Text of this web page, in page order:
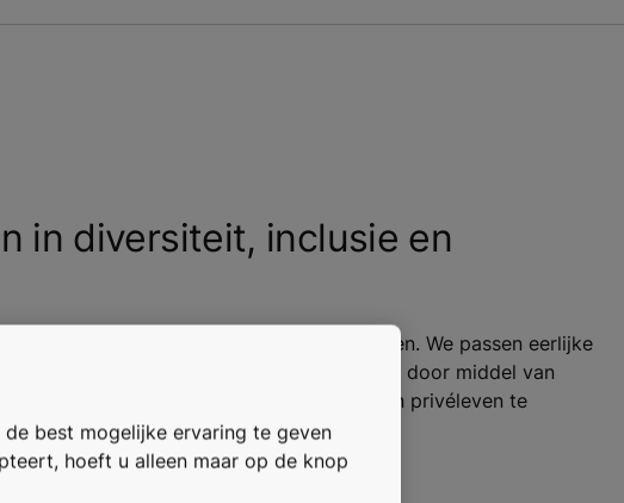
in diversiteit, inclusie en
ernaar gelijke kansen te bieden aan iedereen. We passen eerlijke
toe en maken unieke carrièrepaden mogelijk door middel van
en door een gezonde balans tussen werk en privéleven te
best mogelijke ervaring te geven
hoeft u alleen maar op de knop